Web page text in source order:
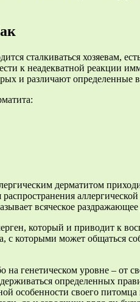
сталкиваться хозяевам,
к неадекватной реакции
и различают определенные
дерматитом
всяческое раздражающее
который и приводит к
которыми может общаться
на генетическом уровне –
определенных
особенности своего